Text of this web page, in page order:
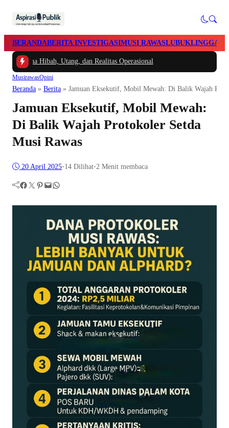
BERANDABERITA INVESTIGASIMUSI RAWASLUBUKLINGGAU
Hibah, Utang, dan Realitas Operasional
MusirawasOpini
Beranda » Berita » Jamuan Eksekutif, Mobil Mewah: Di Balik Wajah
Jamuan Eksekutif, Mobil Mewah:
Di Balik Wajah Protokoler Setda
Musi Rawas
20 April 2025•14 Dilihat•2 Menit membaca
Facebook Twitter Pinterest Mail WhatsApp